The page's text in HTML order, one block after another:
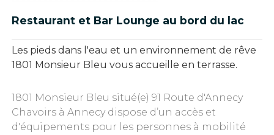
Restaurant et Bar Lounge au bord du lac
Les pieds dans l'eau et un environnement de rêve
1801 Monsieur Bleu vous accueille en terrasse.
1801 Monsieur Bleu situé(e) 91 Route d'Annecy
Chavoirs à Annecy dispose d’un accès et
d'équipements pour les personnes à mobilité